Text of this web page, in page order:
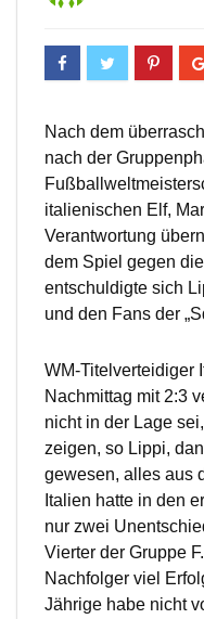
Nach dem
nach der
italienischen Elf,
Verantwortung
dem Spiel gegen
entschuldigte sich
und den Fans der
WM-Titelverteidiger
Nachmittag mit 2:3
nicht in der Lage
zeigen, so Lippi,
gewesen, alles aus
Italien hatte in den
nur zwei
Vierter der Gruppe
Nachfolger viel
Jährige habe nicht